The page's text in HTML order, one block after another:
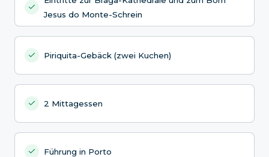
Jesus do Monte-Schrein
Piriquita-Gebäck (zwei Kuchen)
2 Mittagessen
Führung in Porto